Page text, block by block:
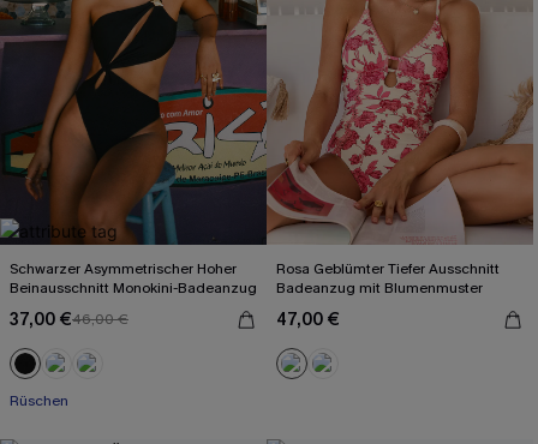
Schwarzer Asymmetrischer Hoher
Beinausschnitt Monokini-Badeanzug
37,00 €46,00 €
Rüschen
Rosa Geblümter Tiefer Ausschnitt
Badeanzug mit Blumenmuster
47,00 €